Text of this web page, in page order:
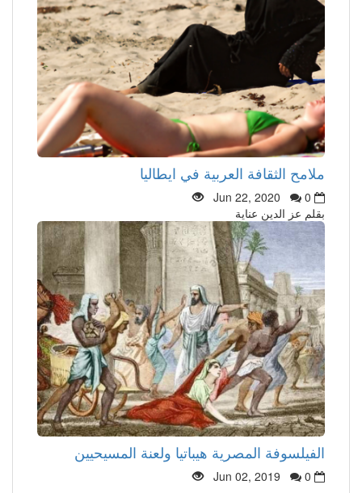
ملامح الثقافة العربية في ايطاليا
Jun 22, 2020
0
بقلم عز الدين عناية
الفيلسوفة المصرية هيباتيا ولعنة المسيحيين
Jun 02, 2019 0